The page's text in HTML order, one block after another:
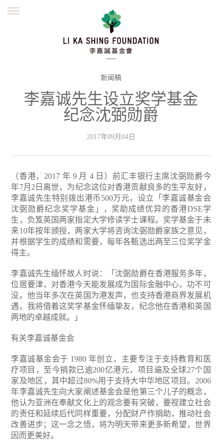
並肩同行
繁體
新闻稿
李嘉诚先生设立奖学基金
纪念沈弼勋爵
2017年09月04日
（香港，2017 年 9 月 4 日）前汇丰银行主席沈弼勋爵今
年7月2日离世，为纪念这位对香港贡献良多的生平友好，
李嘉诚先生特别拨出港币500万元，设立「李嘉诚基金会
沈弼勋爵纪念奖学基金」，奖助成绩优异的香港DSE学
生，负笈英国两家指定大学修读学士课程。奖学基金于未
来10年按年颁授，两家大学将咨询沈弼勋爵家族之意见，
并根据学生的成绩和需要，每年各甄选出两至三位奖学金
得主。
李嘉诚先生缅怀故人时说：「沈弼勋爵在香港服务多年，
位居要津，对香港今天能发展成为国际金融中心，功不可
没。他当年多次在英国为港发声，也支持香港商界发展机
遇。我将借着这奖学基金怀缅挚友，纪念他在香港和英国
两地的卓越成就。」
有关李嘉诚基金会
李嘉诚基金会于 1980 年创立，主要专注于支持教育和医
疗项目，至今捐款已逾200亿港元，项目遍及全球27个国
家及地区，其中超过80%用于支持大中华地区项目。2006
年李嘉诚先生向大家阐述基金会是他第三个儿子的概念，
他认为亚洲在奉献文化上的观念要有突破，要视建立社会
的责任和延续后代同样重要，分配财产作捐助，推动社会
改善进步；这一念之悟，将为明天带来更多新希望，世界
因而更美好。